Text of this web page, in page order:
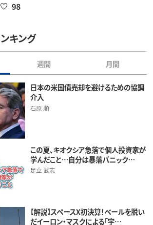
98
キング
週間 月間
日本の米国債売却を避けるための協調
介入
石原 順
この夏、キオクシア急落で個人投資家が
学んだこと…自分は暴落パニック…
足立 武志
【解説】スペースX初決算！ベールを脱い
だイーロン・マスクによる「宇…